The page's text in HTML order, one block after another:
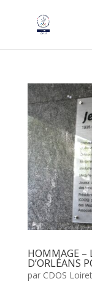
HOMMAGE –
D’ORLÉANS
par CDOS Loiret